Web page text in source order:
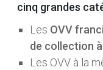
cinq grandes
Les OVV
de collection
Les OVV à la